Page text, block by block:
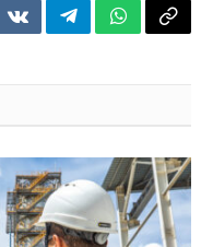
VKontakteTelegramWhatsApp
Copy